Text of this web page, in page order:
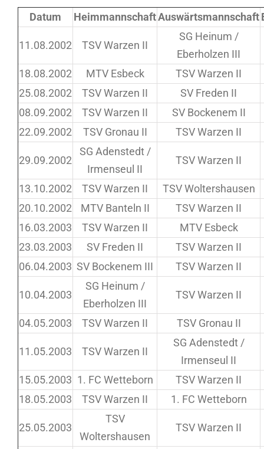
Datum HeimmannschaftAuswärtsmannschaft
11.08.2002 TSV Warzen II
SG Heinum /
Eberholzen III
18.08.2002
MTV Esbeck
TSV Warzen II
25.08.2002
TSV Warzen II
SV Freden II
08.09.2002
TSV Warzen II
SV Bockenem II
22.09.2002
TSV Gronau II TSV Warzen II
29.09.2002
SG Adenstedt /
Irmenseul II
TSV Warzen II
13.10.2002 TSV Warzen II
TSV Woltershausen
20.10.2002
MTV Banteln II
TSV Warzen II
16.03.2003
TSV Warzen II
MTV Esbeck
23.03.2003
SV Freden II
TSV Warzen II
06.04.2003 SV Bockenem III TSV Warzen II
10.04.2003
SG Heinum /
Eberholzen III
TSV Warzen II
04.05.2003 TSV Warzen II TSV Gronau II
11.05.2003 TSV Warzen II
SG Adenstedt /
Irmenseul II
15.05.2003 1. FC Wetteborn
TSV Warzen II
18.05.2003
TSV Warzen II 1. FC Wetteborn
25.05.2003
TSV
Woltershausen
TSV Warzen II